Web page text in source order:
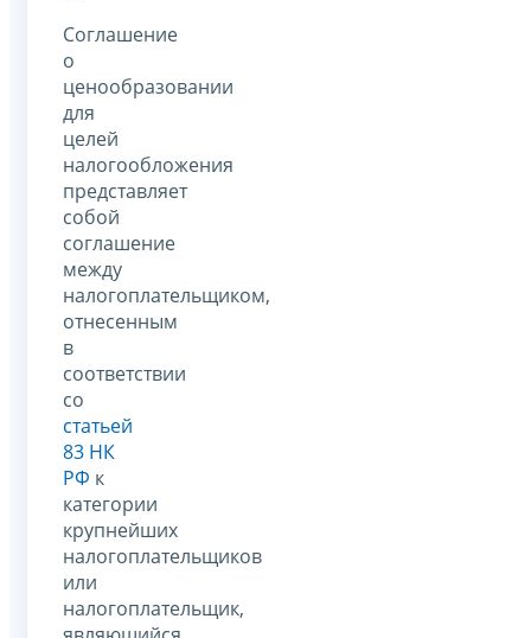
Соглашение
о
ценообразовании
для
целей
налогообложения
представляет
собой
соглашение
между
налогоплательщиком,
отнесенным
в
соответствии
со
статьей
83 НК
РФ к
категории
крупнейших
налогоплательщиков
или
налогоплательщик,